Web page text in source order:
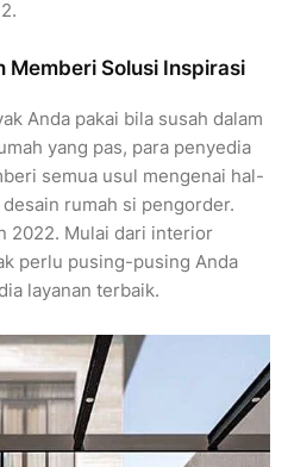
Memberi Solusi Inspirasi
Anda pakai bila susah dalam
yang pas, para penyedia
semua usul mengenai hal-
rumah si pengorder.
2022. Mulai dari interior
perlu pusing-pusing Anda
layanan terbaik.